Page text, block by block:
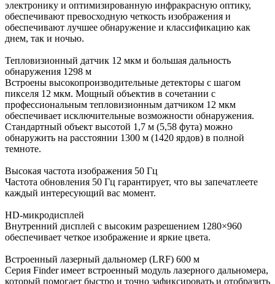
электронику и оптимизированную инфракрасную оптику,
обеспечивают превосходную четкость изображения и
обеспечивают лучшее обнаружение и классификацию как
днем, так и ночью.
Тепловизионный датчик 12 мкм и большая дальность
обнаружения 1298 м
Встроены высокопроизводительные детекторы с шагом
пикселя 12 мкм. Мощный объектив в сочетании с
профессиональным тепловизионным датчиком 12 мкм
обеспечивает исключительные возможности обнаружения.
Стандартный объект высотой 1,7 м (5,58 фута) можно
обнаружить на расстоянии 1300 м (1420 ярдов) в полной
темноте.
Высокая частота изображения 50 Гц
Частота обновления 50 Гц гарантирует, что вы запечатлеете
каждый интересующий вас момент.
HD-микродисплей
Внутренний дисплей с высоким разрешением 1280×960
обеспечивает четкое изображение и яркие цвета.
Встроенный лазерный дальномер (LRF) 600 м
Серия Finder имеет встроенный модуль лазерного дальномера,
который помогает быстро и точно зафиксировать и отобразить